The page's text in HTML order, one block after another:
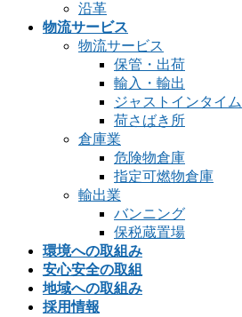
沿革
物流サービス
物流サービス
保管・出荷
輸入・輸出
ジャストインタイム
荷さばき所
倉庫業
危険物倉庫
指定可燃物倉庫
輸出業
バンニング
保税蔵置場
環境への取組み
安心安全の取組
地域への取組み
採用情報